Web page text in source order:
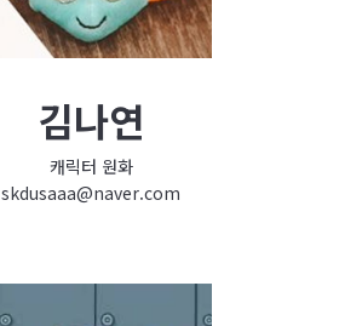
김나연
캐릭터 원화
skdusaaa@naver.com